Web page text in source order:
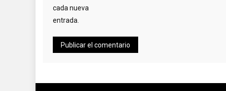
cada nueva
entrada.